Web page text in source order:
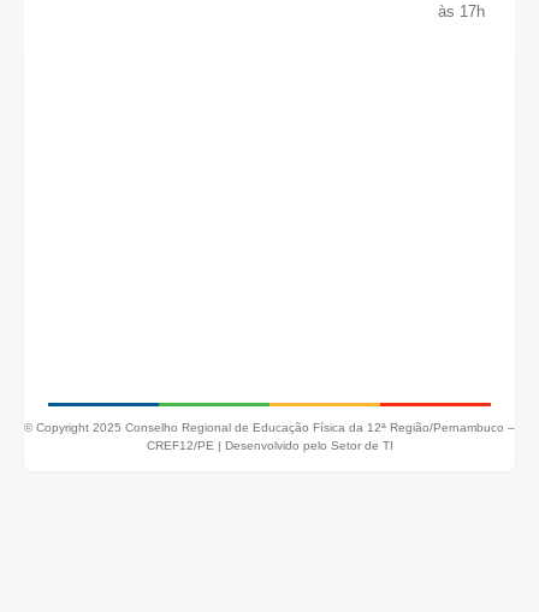
às 17h
© Copyright 2025 Conselho Regional de Educação Física da 12ª Região/Pernambuco –
CREF12/PE | Desenvolvido pelo Setor de TI